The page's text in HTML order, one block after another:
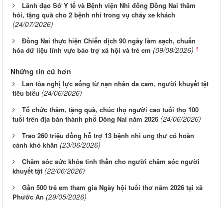
Lãnh đạo Sở Y tế và Bệnh viện Nhi đồng Đồng Nai thăm
hỏi, tặng quà cho 2 bệnh nhi trong vụ cháy xe khách
(24/07/2026)
Đồng Nai thực hiện Chiến dịch 90 ngày làm sạch, chuẩn
hóa dữ liệu lĩnh vực bảo trợ xã hội và trẻ em (09/08/2026)
Những tin cũ hơn
Lan tỏa nghị lực sống từ nạn nhân da cam, người khuyết tật
tiêu biểu (24/06/2026)
Tổ chức thăm, tặng quà, chúc thọ người cao tuổi thọ 100
tuổi trên địa bàn thành phố Đồng Nai năm 2026 (24/06/2026)
Trao 260 triệu đồng hỗ trợ 13 bệnh nhi ung thư có hoàn
cảnh khó khăn (23/06/2026)
Chăm sóc sức khỏe tinh thần cho người chăm sóc người
khuyết tật (22/06/2026)
Gần 500 trẻ em tham gia Ngày hội tuổi thơ năm 2026 tại xã
Phước An (29/05/2026)